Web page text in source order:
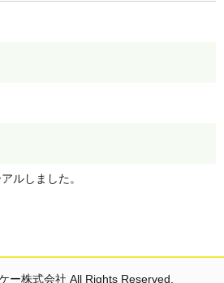
ルしました。
ー株式会社 All Rights Reserved.